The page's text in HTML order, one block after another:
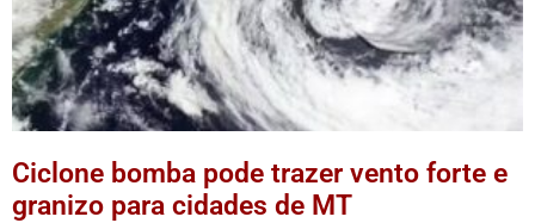
Ciclone bomba pode trazer vento forte e
granizo para cidades de MT